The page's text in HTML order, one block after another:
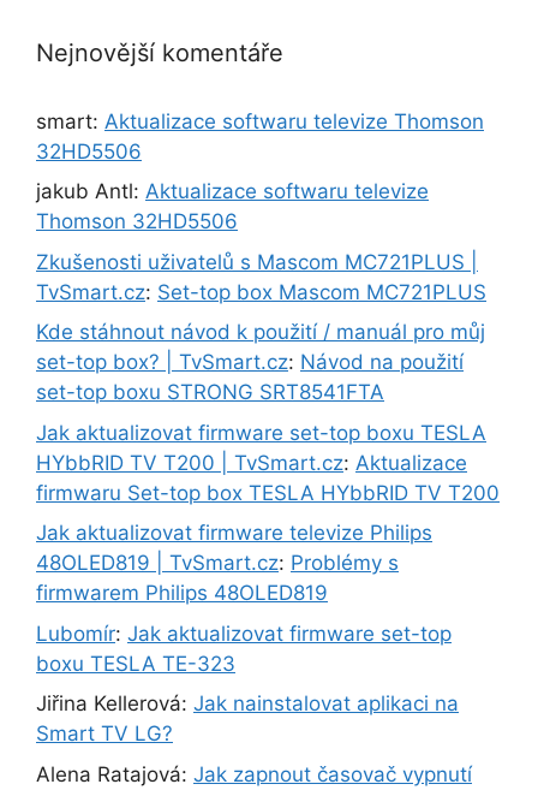
Nejnovější komentáře
smart: Aktualizace softwaru televize Thomson
32HD5506
jakub Antl: Aktualizace softwaru televize
Thomson 32HD5506
Zkušenosti uživatelů s Mascom MC721PLUS |
TvSmart.cz: Set-top box Mascom MC721PLUS
Kde stáhnout návod k použití / manuál pro můj
set-top box? | TvSmart.cz: Návod na použití
set-top boxu STRONG SRT8541FTA
Jak aktualizovat firmware set-top boxu TESLA
HYbbRID TV T200 | TvSmart.cz: Aktualizace
firmwaru Set-top box TESLA HYbbRID TV T200
Jak aktualizovat firmware televize Philips
48OLED819 | TvSmart.cz: Problémy s
firmwarem Philips 48OLED819
Lubomír: Jak aktualizovat firmware set-top
boxu TESLA TE-323
Jiřina Kellerová: Jak nainstalovat aplikaci na
Smart TV LG?
Alena Ratajová: Jak zapnout časovač vypnutí